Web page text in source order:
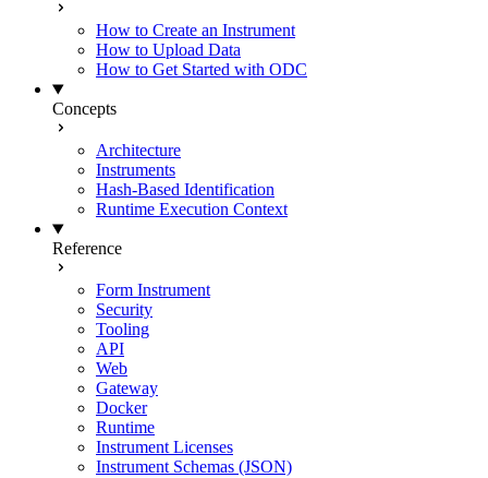
How to Create an Instrument
How to Upload Data
How to Get Started with ODC
Concepts
Architecture
Instruments
Hash-Based Identification
Runtime Execution Context
Reference
Form Instrument
Security
Tooling
API
Web
Gateway
Docker
Runtime
Instrument Licenses
Instrument Schemas (JSON)